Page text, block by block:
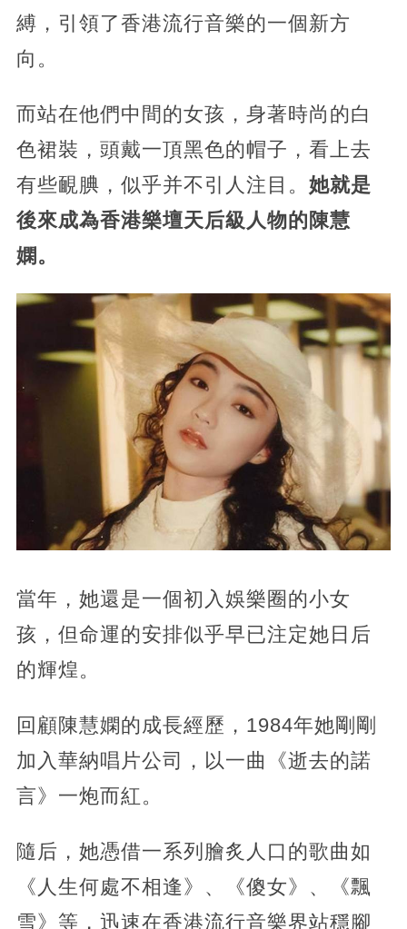
縛，引領了香港流行音樂的一個新方
向。
而站在他們中間的女孩，身著時尚的白
色裙裝，頭戴一頂黑色的帽子，看上去
有些靦腆，似乎并不引人注目。 她就是
後來成為香港樂壇天后級人物的陳慧
嫻。
當年，她還是一個初入娛樂圈的小女
孩，但命運的安排似乎早已注定她日后
的輝煌。
回顧陳慧嫻的成長經歷，1984年她剛剛
加入華納唱片公司，以一曲《逝去的諾
言》一炮而紅。
隨后，她憑借一系列膾炙人口的歌曲如
《人生何處不相逢》、《傻女》、《飄
雪》等，迅速在香港流行音樂界站穩腳